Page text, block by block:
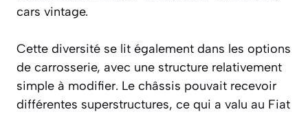
cars vintage.
Cette diversité se lit également dans les options
de carrosserie, avec une structure relativement
simple à modifier. Le châssis pouvait recevoir
différentes superstructures, ce qui a valu au Fiat